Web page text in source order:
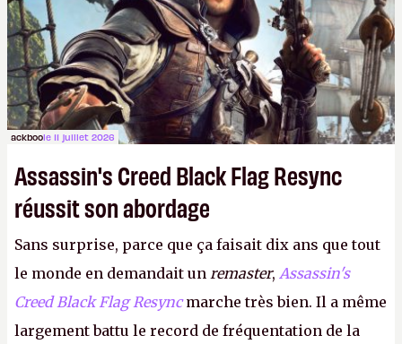
ackboole 11 juillet 2026
Assassin's Creed Black Flag Resync
réussit son abordage
Sans surprise, parce que ça faisait dix ans que tout
le monde en demandait un remaster, Assassin's
Creed Black Flag Resyncmarche très bien. Il a même
largement battu le record de fréquentation de la